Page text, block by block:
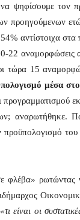
ψηφίσουμε τον
προηγούμενων
αντίστοιχα
22
τώρα 15
μέσα
αναρωτήθηκε.
φλέβα»
«τι είναι οι